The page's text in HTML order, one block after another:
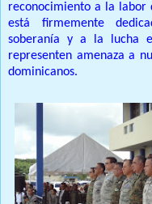
reconocimiento a la labor
está firmemente
soberanía y a la lucha
representen amenaza a
dominicanos.